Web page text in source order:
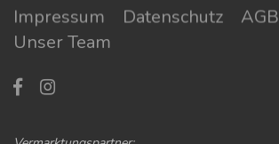
Impressum Datenschutz AGB
Unser Team